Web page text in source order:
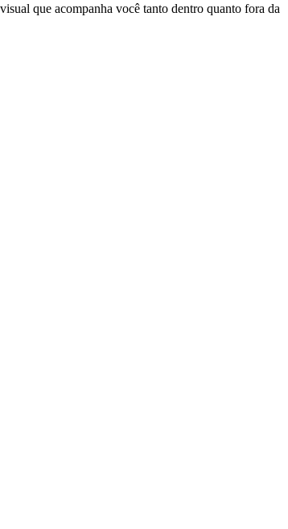
que acompanha você tanto dentro quanto fora da